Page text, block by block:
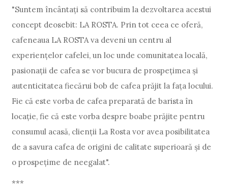
"Suntem încântați să contribuim la dezvoltarea acestui
concept deosebit: LA ROSTA. Prin tot ceea ce oferă,
cafeneaua LA ROSTA va deveni un centru al
experiențelor cafelei, un loc unde comunitatea locală,
pasionații de cafea se vor bucura de prospețimea și
autenticitatea fiecărui bob de cafea prăjit la fața locului.
Fie că este vorba de cafea preparată de barista în
locație, fie că este vorba despre boabe prăjite pentru
consumul acasă, clienții La Rosta vor avea posibilitatea
de a savura cafea de origini de calitate superioară și de
o prospețime de neegalat".
***